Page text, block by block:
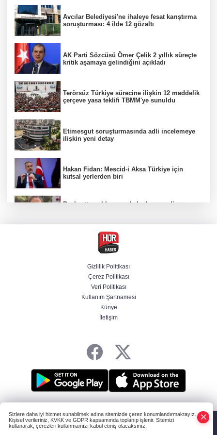
Avcılar Belediyesi'ne ihaleye fesat karıştırma
soruşturması: 4 ilde 12 gözaltı
AK Parti Sözcüsü Ömer Çelik 2 yıllık süreçte
kritik aşamaya gelindiğini açıkladı
Terörsüz Türkiye sürecine ilişkin 12 maddelik
çerçeve yasa teklifi TBMM'ye sunuldu
Etimesgut soruşturmasında adli incelemeye
ilişkin yeni detay
Hakan Fidan: Mescid-i Aksa Türkiye için
kutsal yerlerden biri
Başkentte yol kenarında kadın cesedi
CHP'li belediye başkanın yazışmaları rüşvet
ağını ortaya koydu
Özel ve Ağbaba hakkında dokunulmazlık
talebi iletildi
Başvurular başladı! Polis Akademisi 350
Gizlilik Politikası
Çerez Politikası
Veri Politikası
Kullanım Şartnamesi
Künye
İletişim
Tüm hakları saklıdır.
Sizlere daha iyi hizmet sunabilmek adına sitemizde çerez konumlandırmaktayız.
Kişisel verileriniz, KVKK ve GDPR kapsamında toplanıp işlenir. Sitemizi
kullanarak, çerezleri kullanmamızı kabul etmiş olacaksınız.